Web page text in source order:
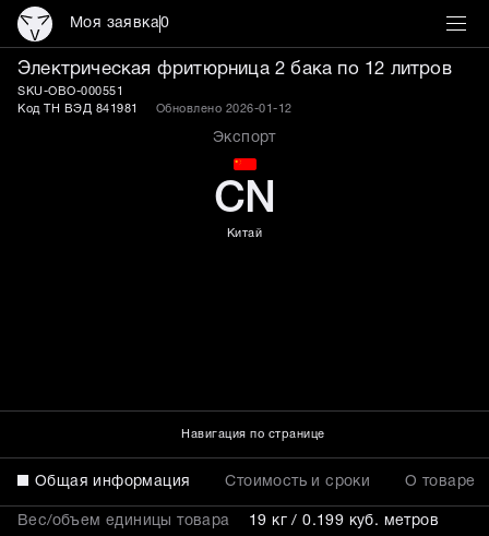
Моя заявка0
Электрическая
Электрическая фритюрница 2 бака по 12 литров
SKU-OBO-000551
Код ТН ВЭД 841981
Обновлено 2026-01-12
Экспорт
CN
Китай
Навигация по странице
Общая информация Стоимость и сроки О товаре
Вес/объем единицы товара 19 кг / 0.199 куб. метров